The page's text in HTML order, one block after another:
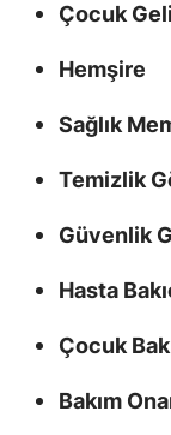
Çocuk
Hemşire
Sağlık
Temizlik
Güvenlik
Hasta
Çocuk
Bakım